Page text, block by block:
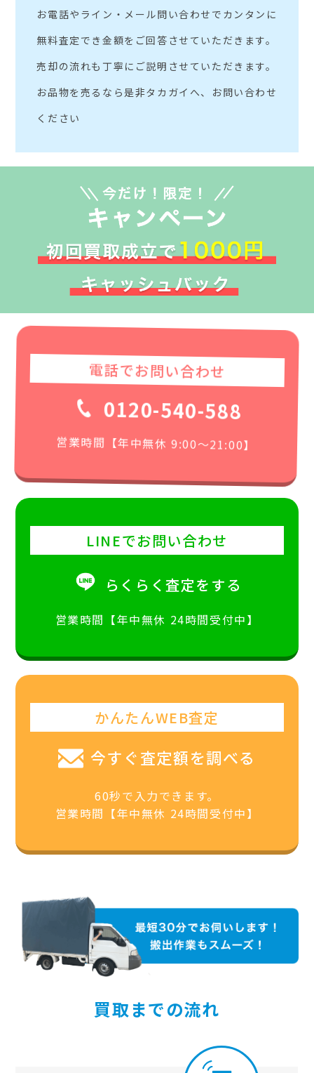
お電話やライン・メール問い合わせでカンタンに
無料査定でき金額をご回答させていただきます。
売却の流れも丁寧にご説明させていただきます。
お品物を売るなら是非タカガイへ、お問い合わせ
ください
電話でお問い合わせ
0120-540-588
営業時間【年中無休 9:00〜21:00】
LINEでお問い合わせ
らくらく査定をする
営業時間【年中無休 24時間受付中】
かんたんWEB査定
今すぐ査定額を調べる
60秒で入力できます。
営業時間【年中無休 24時間受付中】
買取までの流れ